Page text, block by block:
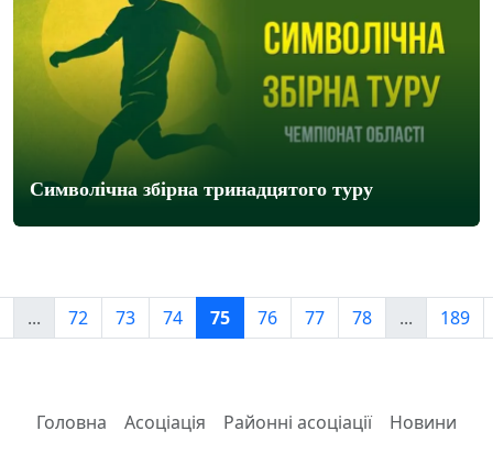
Символічна збірна тринадцятого туру
... 72 73 74 75 76 77 78 ... 189
Головна Асоціація Районні асоціації
Новини